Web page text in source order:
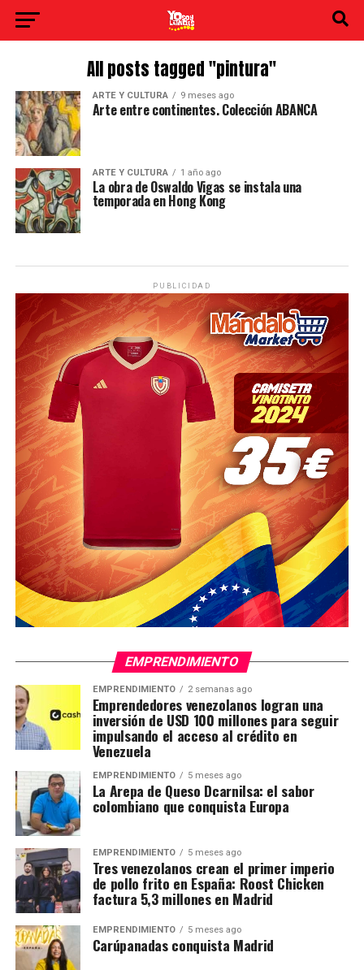
All posts tagged "pintura"
ARTE Y CULTURA 9 meses ago
Arte entre continentes. Colección ABANCA
ARTE Y CULTURA 1 año ago
La obra de Oswaldo Vigas se instala una
temporada en Hong Kong
PUBLICIDAD
EMPRENDIMIENTO
EMPRENDIMIENTO 2 semanas ago
Emprendedores venezolanos logran una
inversión de USD 100 millones para seguir
impulsando el acceso al crédito en
Venezuela
EMPRENDIMIENTO 5 meses ago
La Arepa de Queso Dcarnilsa: el sabor
colombiano que conquista Europa
EMPRENDIMIENTO 5 meses ago
Tres venezolanos crean el primer imperio
de pollo frito en España: Roost Chicken
factura 5,3 millones en Madrid
EMPRENDIMIENTO 5 meses ago
Carúpanadas conquista Madrid